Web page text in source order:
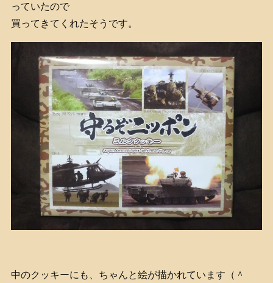
っていたので
買ってきてくれたそうです。
中のクッキーにも、ちゃんと絵が描かれています（＾